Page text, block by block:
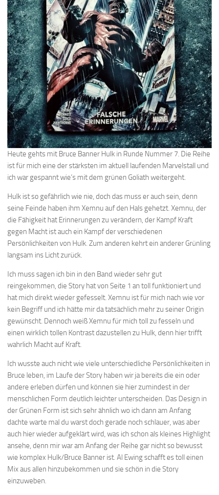
Heute gehts mit Bruce Banner Hulk in Runde Nummer 7. Die Reihe
ist für mich eine der stärksten im aktuell laufenden Marvelstall und
ich war gespannt wie’s mit dem grünen Goliath weitergeht.
Hulk ist so gefährlich wie nie, doch das muss er auch sein, denn
seine Feinde haben ihm Xemnu auf den Hals gehetzt. Xemnu, der
die Fähigkeit hat Erinnerungen zu verändern, der Kampf Kraft
gegen Macht ist auch ein Kampf der verschiedenen
Persönlichkeiten von Hulk. Zum anderen kehrt ein anderer Grünling
langsam ins Licht zurück.
Ich muss sagen ich bin in den Band wieder sehr gut
reingekommen, die Story hat von Seite 1 an toll funktioniert und
hat mich direkt wieder gefesselt. Xemnu ist für mich nach wie vor
kein Begriff und ich hätte mir da tatsächlich mehr zu seiner Origin
gewünscht. Dennoch weiß Xemnu für mich toll zu fesseln und
einen wirklich tollen Kontrast dazustellen zu Hulk, denn hier trifft
wahrlich Macht auf Kraft.
Ich wusste auch nicht wie viele unterschiedliche Persönlichkeiten in
Bruce leben, im Laufe der Story haben wir ja bereits die ein oder
andere erleben dürfen und können sie hier zumindest in der
menschlichen Form deutlich leichter unterscheiden. Das Design in
der Grünen Form ist sich sehr ähnlich wo ich dann am Anfang
dachte warte mal du warst doch gerade noch schlauer, was aber
auch hier wieder aufgeklärt wird, was ich schon als kleines Highlight
ansehe, denn mir war am Anfang der Reihe gar nicht so bewusst
wie komplex Hulk/Bruce Banner ist. Al Ewing schafft es toll einen
Mix aus allen hinzubekommen und sie schön in die Story
einzuweben.